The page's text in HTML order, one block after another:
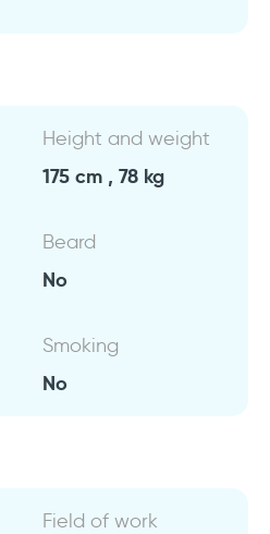
Height and weight
175 cm , 78 kg
Beard
No
Smoking
No
Field of work